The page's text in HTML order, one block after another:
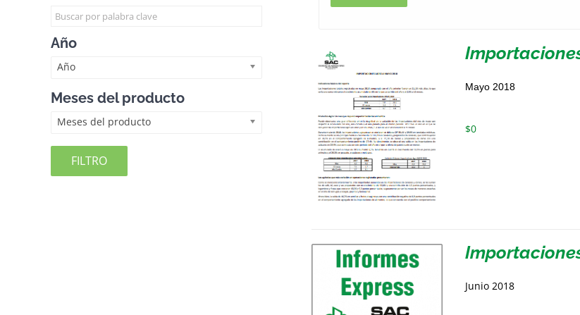
Mayo 2018
$0
Junio 2018
Año
Año
Meses del producto
Meses del producto
FILTRO